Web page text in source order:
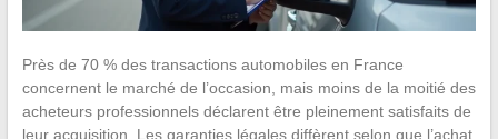
Près de 70 % des transactions automobiles en France
concernent le marché de l’occasion, mais moins de la moitié des
acheteurs professionnels déclarent être pleinement satisfaits de
leur acquisition. Les garanties légales diffèrent selon que l’achat